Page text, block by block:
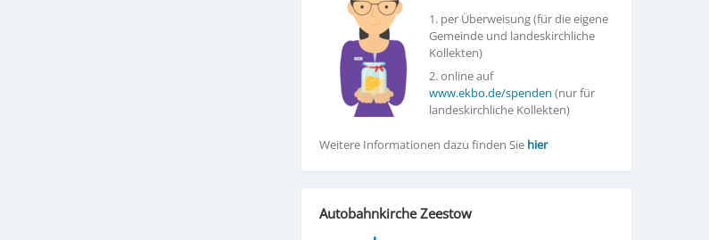
1. per Überweisung (für die eigene
Gemeinde und landeskirchliche
Kollekten)
2. online auf
www.ekbo.de/spenden (nur für
landeskirchliche Kollekten)
Weitere Informationen dazu finden Sie hier
Autobahnkirche Zeestow